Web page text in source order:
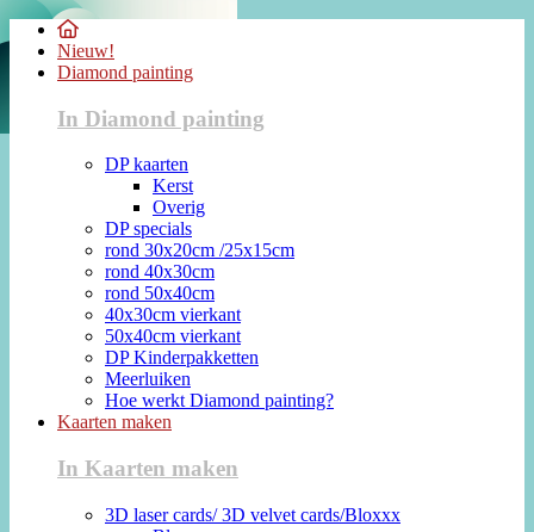
Nieuw!
Diamond painting
In Diamond painting
DP kaarten
Kerst
Overig
DP specials
rond 30x20cm /25x15cm
rond 40x30cm
rond 50x40cm
40x30cm vierkant
50x40cm vierkant
DP Kinderpakketten
Meerluiken
Hoe werkt Diamond painting?
Kaarten maken
In Kaarten maken
3D laser cards/ 3D velvet cards/Bloxxx